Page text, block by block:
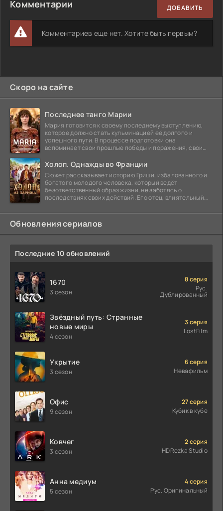
Комментарии ДОБАВИТЬ
Комментариев еще нет. Хотите быть первым?
Скоро на сайте
Последнее танго Марии
Мария готовится к своему последнему выступлению,
которое должно стать кульминацией её долгого и
успешного пути. В процессе подготовки она
вспоминает свои прошлые победы и поражения, свои
Холоп. Однажды во Франции
Сюжет рассказывает историю Гриши, избалованного и
богатого молодого человека, который ведёт
безответственный образ жизни, не заботясь о
последствиях своих действий. Его отец, влиятельный
Обновления сериалов
Последние 10 обновлений
1670
3 сезон
8 серия
Рус.
Дублированный
Звёздный путь: Странные
новые миры
4 сезон
3 серия
LostFilm
Укрытие
3 сезон
6 серия
Невафильм
Офис
9 сезон
27 серия
Кубик в кубе
Ковчег
3 сезон
2 серия
HDRezka Studio
Анна медиум
5 сезон
4 серия
Рус. Оригинальный